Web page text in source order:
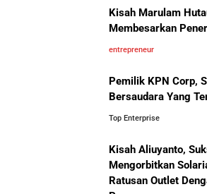
Penghalang
Bisnis-Bisnis dan
Achraf Hakimi,
Bola Asal
Mendesain Presentasi Secara Cepat
5 Pelajaran Hidup dari Pendiri
Jangan Mau Selamanya Jadi
Menjadi Pengusaha dan Mengubah
Panduan Lengkap Membangun Pasar
UMKM Indonesia Menembus Pasar
Kisah Marulam
Membesarkan
entrepreneur
Pemilik KPN Corp,
Bersaudara Yang
Top Enterprise
Kisah Aliuyanto,
Mengorbitkan
Ratusan Outlet